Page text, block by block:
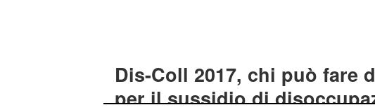
Dis-Coll 2017, chi può fare
per il sussidio di